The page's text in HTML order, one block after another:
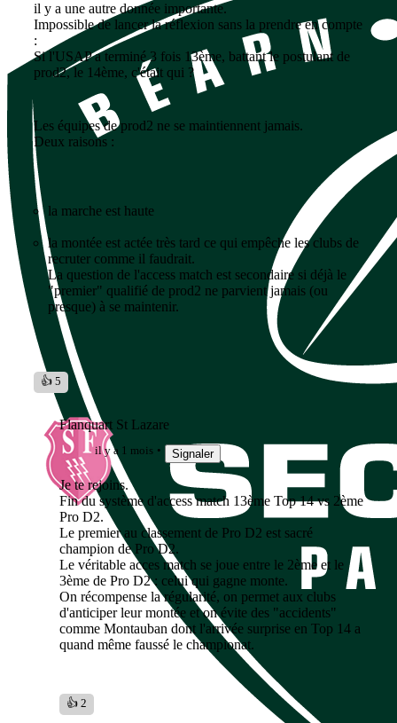
il y a une autre donnée importante.
Impossible de lancer la réflexion sans la prendre en compte
:
Si l'USAP a terminé 3 fois 13ème, battant le postulant de
prod2, le 14ème, c'était qui ?
Les équipes de prod2 ne se maintiennent jamais.
Deux raisons :
la marche est haute
la montée est actée très tard ce qui empêche les clubs de
recruter comme il faudrait.
La question de l'access match est secondaire si déjà le
"premier" qualifié de prod2 ne parvient jamais (ou
presque) à se maintenir.
👍 5
Flanquart St Lazare
il y a 1 mois Signaler
Je te rejoins.
Fin du système d'access match 13ème Top 14 vs 2ème
Pro D2.
Le premier au classement de Pro D2 est sacré
champion de Pro D2.
Le véritable acces match se joue entre le 2ème et le
3ème de Pro D2 : celui qui gagne monte.
On récompense la régularité, on permet aux clubs
d'anticiper leur montée et on évite des "accidents"
comme Montauban dont l'arrivée surprise en Top 14 a
quand même faussé le championat.
👍 2